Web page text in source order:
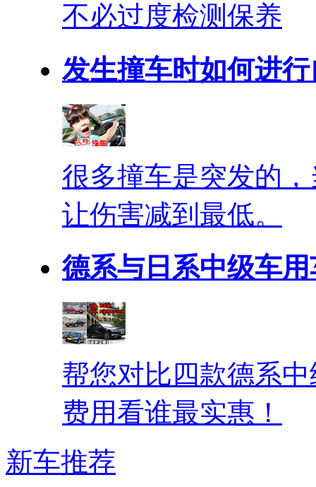
不必过度检测保养
发生撞车时如何进
很多撞车是突发的
让伤害减到最低。
德系与日系中级车
帮您对比四款德系
费用看谁最实惠！
新车推荐